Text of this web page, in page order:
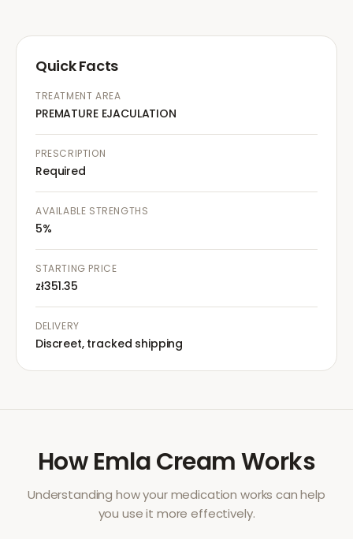
Quick Facts
TREATMENT AREA
PREMATURE EJACULATION
PRESCRIPTION
Required
AVAILABLE STRENGTHS
5%
STARTING PRICE
zł351.35
DELIVERY
Discreet, tracked shipping
HowEmla CreamWorks
Understanding how your medication works can help
you use it more effectively.